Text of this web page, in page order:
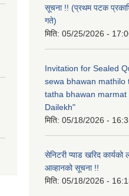
सूचना !! (प्रथम पटक
गते)
मिति: 05/25/2026 -
Invitation for Sealed
sewa bhawan mathilo
tatha bhawan marmat
Dailekh"
मिति: 05/18/2026 -
सेनिटरी प्याड खरिद कार्यको
आव्हानको सूचना !!
मिति: 05/18/2026 -